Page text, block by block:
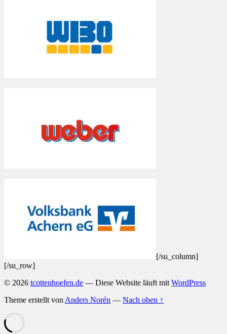
[/su_column]
[/su_row]
© 2026 tcottenhoefen.de — Diese Website läuft mit WordPress
Theme erstellt von Anders Norén — Nach oben ↑